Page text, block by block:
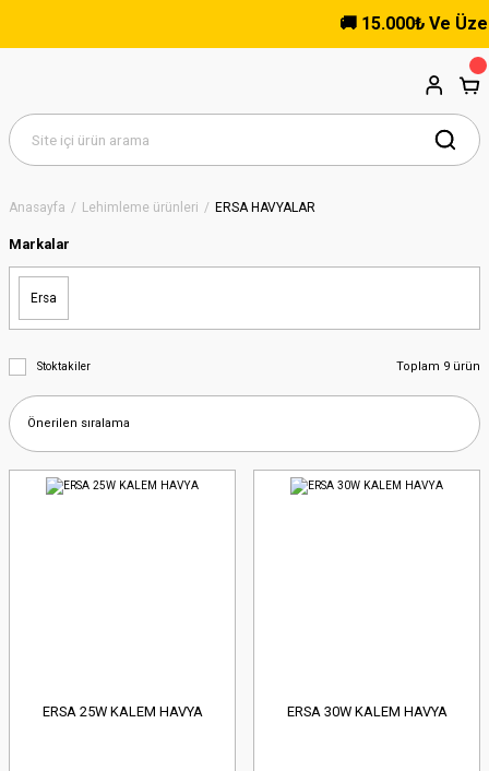
🚚 15.000₺ Ve Üzeri
Anasayfa Lehimleme ürünleri ERSA HAVYALAR
Markalar
Ersa
Stoktakiler Toplam 9 ürün
ERSA 25W KALEM HAVYA ERSA 30W KALEM HAVYA